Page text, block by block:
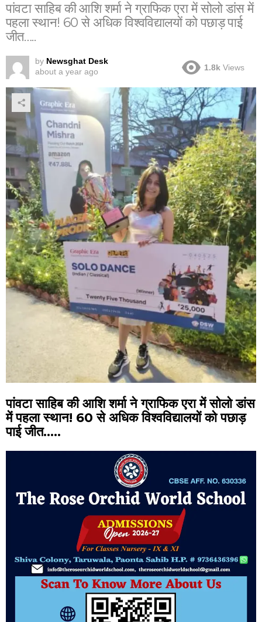
पांवटा साहिब की आशि शर्मा ने ग्राफिक एरा में सोलो डांस में
पहला स्थान! 60 से अधिक विश्वविद्यालयों को पछाड़ पाई
जीत…..
by Newsghat Desk
about a year ago
1.8k Views
पांवटा साहिब की आशि शर्मा ने ग्राफिक एरा में सोलो डांस
में पहला स्थान! 60 से अधिक विश्वविद्यालयों को पछाड़
पाई जीत…..